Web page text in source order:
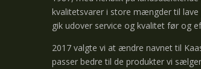
kvalitetsvarer i store mængder til lave
gik udover service og kvalitet før og
2017 valgte vi at ændre navnet til
passer bedre til de produkter vi